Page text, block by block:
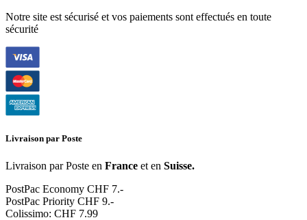
Notre site est sécurisé et vos paiements sont effectués en toute
sécurité
Livraison par Poste
Livraison par Poste en France et en Suisse.
PostPac Economy CHF 7.-
PostPac Priority CHF 9.-
Colissimo: CHF 7.99